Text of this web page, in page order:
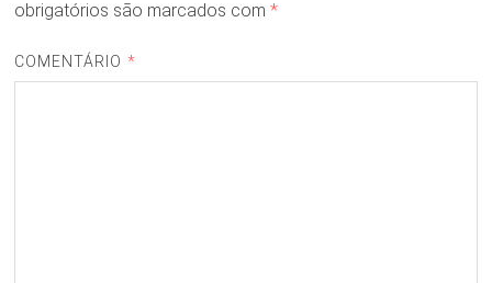
obrigatórios são marcados com *
COMENTÁRIO *